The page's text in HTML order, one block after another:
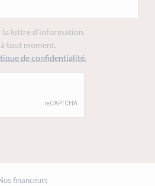
la lettre d'information.
tout moment.
de confidentialité.
financeurs